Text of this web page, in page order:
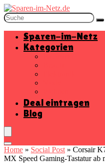
Sparen-im-Netz
Kategorien
Deal eintragen
Blog
Home » Social Post » Corsair
MX Speed Gaming-Tastatur ab